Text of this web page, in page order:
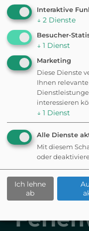
che
Interaktive
↓ 2 Dienste
Besucher-
↓ 1 Dienst
Marketing
Diese Dienste
Ihnen
interessieren
↓ 1 Dienst
Alle Dienste
Mit diesem
oder
Ich lehne
ab